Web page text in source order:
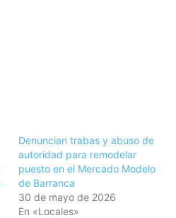
Denuncian trabas y abuso de
autoridad para remodelar
puesto en el Mercado Modelo
de Barranca
30 de mayo de 2026
En «Locales»